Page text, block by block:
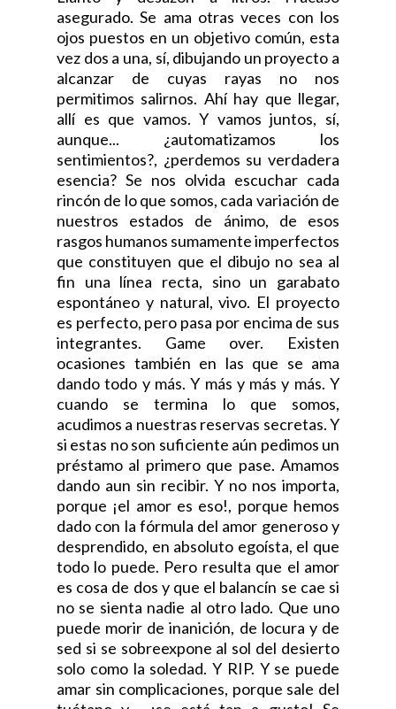
asegurado. Se ama otras veces con los
ojos puestos en un objetivo común, esta
vez dos a una, sí, dibujando un proyecto a
alcanzar de cuyas rayas no nos
permitimos salirnos. Ahí hay que llegar,
allí es que vamos. Y vamos juntos, sí,
aunque... ¿automatizamos los
sentimientos?, ¿perdemos su verdadera
esencia? Se nos olvida escuchar cada
rincón de lo que somos, cada variación de
nuestros estados de ánimo, de esos
rasgos humanos sumamente imperfectos
que constituyen que el dibujo no sea al
fin una línea recta, sino un garabato
espontáneo y natural, vivo. El proyecto
es perfecto, pero pasa por encima de sus
integrantes. Game over. Existen
ocasiones también en las que se ama
dando todo y más. Y más y más y más. Y
cuando se termina lo que somos,
acudimos a nuestras reservas secretas. Y
si estas no son suficiente aún pedimos un
préstamo al primero que pase. Amamos
dando aun sin recibir. Y no nos importa,
porque ¡el amor es eso!, porque hemos
dado con la fórmula del amor generoso y
desprendido, en absoluto egoísta, el que
todo lo puede. Pero resulta que el amor
es cosa de dos y que el balancín se cae si
no se sienta nadie al otro lado. Que uno
puede morir de inanición, de locura y de
sed si se sobreexpone al sol del desierto
solo como la soledad. Y RIP. Y se puede
amar sin complicaciones, porque sale del